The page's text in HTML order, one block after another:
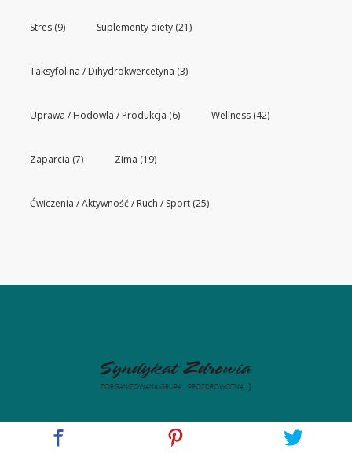
Stres (9) Suplementy diety (21)
Taksyfolina / Dihydrokwercetyna (3)
Uprawa / Hodowla / Produkcja (6) Wellness (42)
Zaparcia (7) Zima (19)
Ćwiczenia / Aktywność / Ruch / Sport (25)
PROLOG!
WSPÓŁPRACA